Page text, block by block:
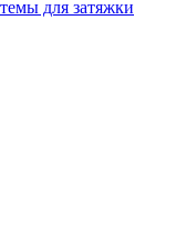
для затяжки